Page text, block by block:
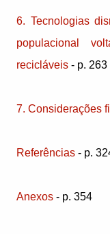
6. Tecnologias
populacional
recicláveis - p. 263
7. Considerações
Referências - p.
Anexos - p. 354